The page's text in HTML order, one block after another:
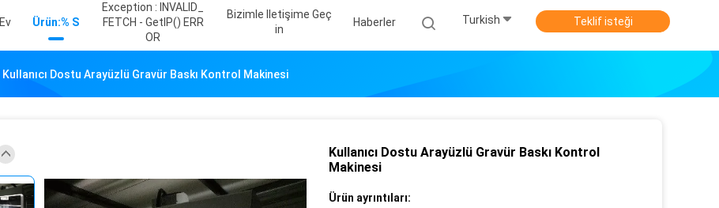
Ev Ürün:% S
Exception : INVALID_
FETCH - GetIP() ERR
OR
Bizimle Iletişime Geç
In
Haberler Turkish Teklif isteği
Kullanıcı Dostu Arayüzlü Gravür Baskı Kontrol Makinesi
Kullanıcı Dostu Arayüzlü Gravür Baskı Kontrol
Makinesi
Ürün ayrıntıları: